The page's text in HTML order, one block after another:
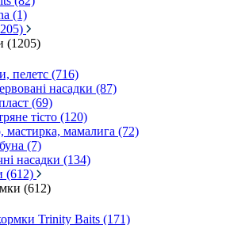
(1)
(1205)
пелетс (716)
насадки (87)
(69)
тісто (120)
мастирка, мамалига (72)
(7)
насадки (134)
(612)
(612)
Trinity Baits (171)